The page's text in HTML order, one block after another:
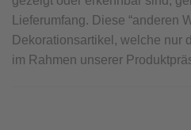
Lieferumfang. Diese “anderen
Dekorationsartikel, welche nur
im Rahmen unserer